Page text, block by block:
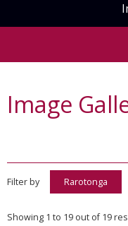
Image
Filter by Rarotonga
Showing 1 to 19 out of 19